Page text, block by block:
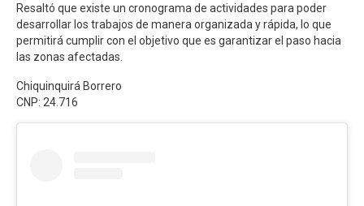
Resaltó que existe un cronograma de actividades para poder
desarrollar los trabajos de manera organizada y rápida, lo que
permitirá cumplir con el objetivo que es garantizar el paso hacia
las zonas afectadas.
Chiquinquirá Borrero
CNP: 24.716